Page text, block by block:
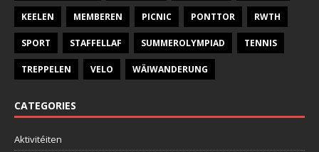
KEELEN MEMBEREN PICNIC PONTTOR RWTH
SPORT STAFFELLAF SUMMEROLYMPIAD TENNIS
TREPPELEN VELO WÄIWANDERUNG
CATEGORIES
Aktivitéiten